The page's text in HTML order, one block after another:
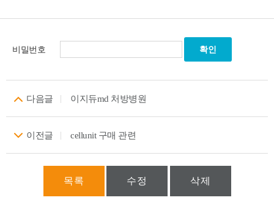
비밀번호
다음글 이지듀md 처방병원
이전글 cellunit 구매 관련
목록 수정 삭제